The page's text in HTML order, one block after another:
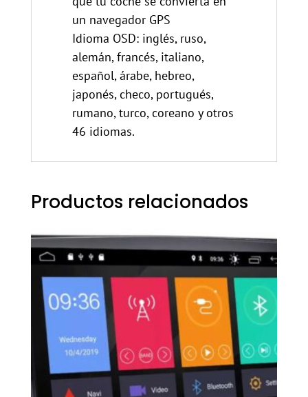
un navegador GPS
Idioma OSD: inglés, ruso,
alemán, francés, italiano,
español, árabe, hebreo,
japonés, checo, portugués,
rumano, turco, coreano y otros
46 idiomas.
Productos relacionados